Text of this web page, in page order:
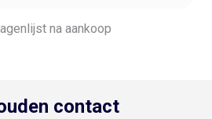
na aankoop
contact